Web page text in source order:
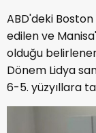
ABD'deki
edilen ve
olduğu
Dönem Lidya
6-5. yüzyıllara